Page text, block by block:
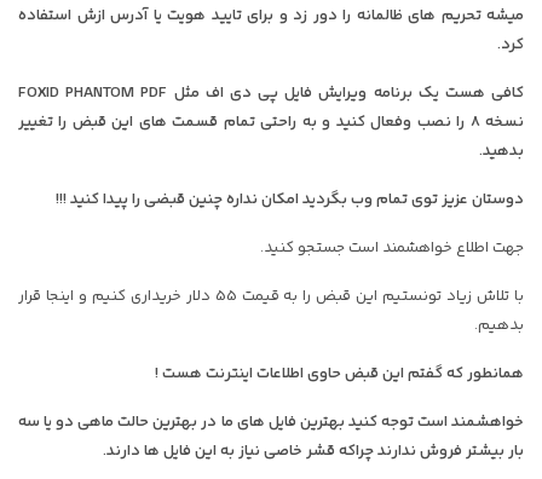
میشه تحریم های ظالمانه را دور زد و برای تایید هویت یا آدرس ازش استفاده
کرد.
کافی هست یک برنامه ویرایش فایل پی دی اف مثل FOXID PHANTOM PDF
نسخه 8 را نصب وفعال کنید و به راحتی تمام قسمت های این قبض را تغییر
بدهید.
دوستان عزیز توی تمام وب بگردید امکان نداره چنین قبضی را پیدا کنید !!!
جهت اطلاع خواهشمند است جستجو کنید.
با تلاش زیاد تونستیم این قبض را به قیمت 55 دلار خریداری کنیم و اینجا قرار
بدهیم.
همانطور که گفتم این قبض حاوی اطلاعات اینترنت هست !
خواهشمند است توجه کنید بهترین فایل های ما در بهترین حالت ماهی دو یا سه
بار بیشتر فروش ندارند چراکه قشر خاصی نیاز به این فایل ها دارند.